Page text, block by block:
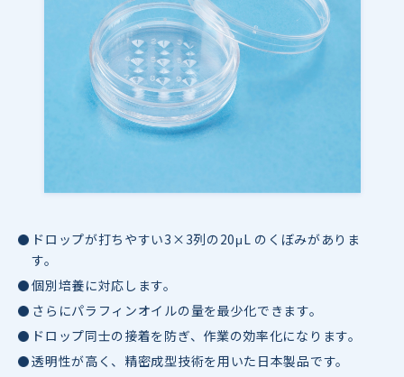
ドロップが打ちやすい3×3列の20μL のくぼみがありま
す。
個別培養に対応します。
さらにパラフィンオイルの量を最少化できます。
ドロップ同士の接着を防ぎ、作業の効率化になります。
透明性が高く、精密成型技術を用いた日本製品です。